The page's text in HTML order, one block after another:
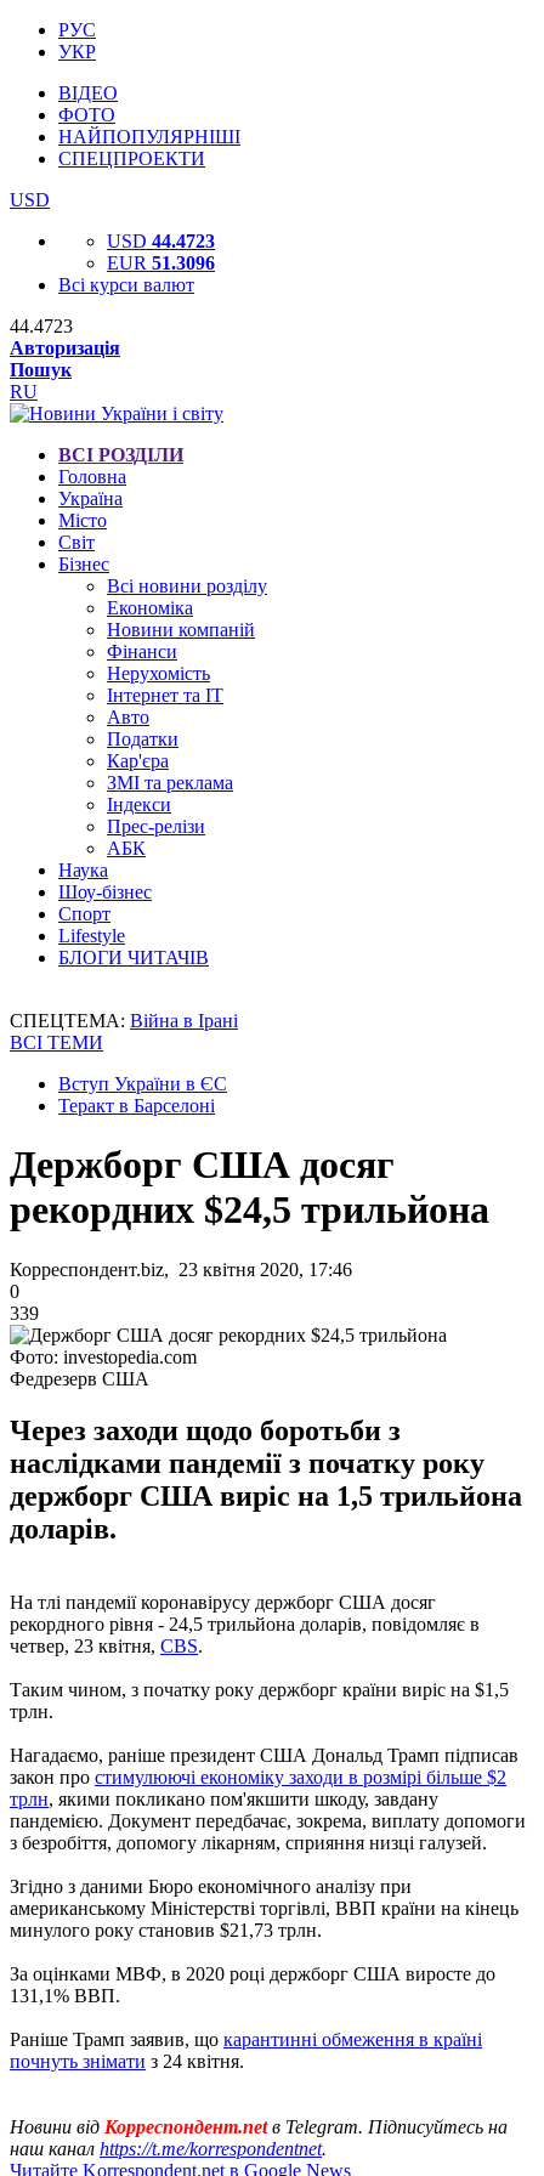
РУС
УКР
ВІДЕО
ФОТО
НАЙПОПУЛЯРНІШІ
СПЕЦПРОЕКТИ
USD
USD 44.4723
EUR 51.3096
Всі курси валют
44.4723
Авторизація
Пошук
RU
ВСІ РОЗДІЛИ
Головна
Україна
Місто
Світ
Бізнес
Всі новини розділу
Економіка
Новини компаній
Фінанси
Нерухомість
Інтернет та IT
Авто
Податки
Кар'єра
ЗМІ та реклама
Індекси
Прес-релізи
АБК
Наука
Шоу-бізнес
Спорт
Lifestyle
БЛОГИ ЧИТАЧІВ
СПЕЦТЕМА: Війна в Ірані
ВСІ ТЕМИ
Вступ України в ЄС
Теракт в Барселоні
Держборг США досяг
рекордних $24,5 трильйона
Корреспондент.biz, 23 квітня 2020, 17:46
0
339
Фото: investopedia.com
Федрезерв США
Через заходи щодо боротьби з
наслідками пандемії з початку року
держборг США виріс на 1,5 трильйона
доларів.
На тлі пандемії коронавірусу держборг США досяг
рекордного рівня - 24,5 трильйона доларів, повідомляє в
четвер, 23 квітня, CBS.
Таким чином, з початку року держборг країни виріс на $1,5
трлн.
Нагадаємо, раніше президент США Дональд Трамп підписав
закон про стимулюючі економіку заходи в розмірі більше $2
трлн, якими покликано пом'якшити шкоду, завдану
пандемією. Документ передбачає, зокрема, виплату допомоги
з безробіття, допомогу лікарням, сприяння низці галузей.
Згідно з даними Бюро економічного аналізу при
американському Міністерстві торгівлі, ВВП країни на кінець
минулого року становив $21,73 трлн.
За оцінками МВФ, в 2020 році держборг США виросте до
131,1% ВВП.
Раніше Трамп заявив, що карантинні обмеження в країні
почнуть знімати з 24 квітня.
Новини від Корреспондент.netв Telegram. Підписуйтесь на
наш канал https://t.me/korrespondentnet.
Читайте Korrespondent.net в Google News